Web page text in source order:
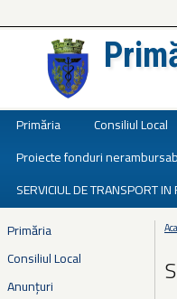
Primăria Consiliul Local
Proiecte fonduri
SERVICIUL DE TRANSPORT IN
Primăria
Consiliul Local
Anunțuri